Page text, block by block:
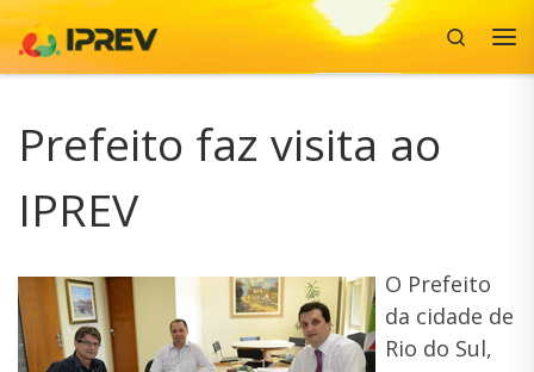
Skip to content
Search
Prefeito faz visita ao
IPREV
O Prefeito
da cidade de
Rio do Sul,